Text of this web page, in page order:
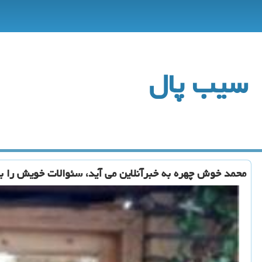
سیب پال
محمد خوش چهره به خبرآنلاین می آید، سئوالات خویش را